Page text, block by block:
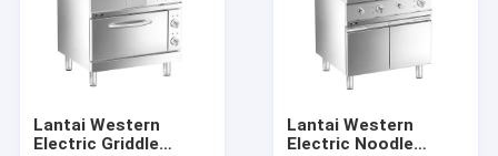
Video
Tentang Kami
Lantai Western
Electric Griddle
Lantai Western
Electric Noodle